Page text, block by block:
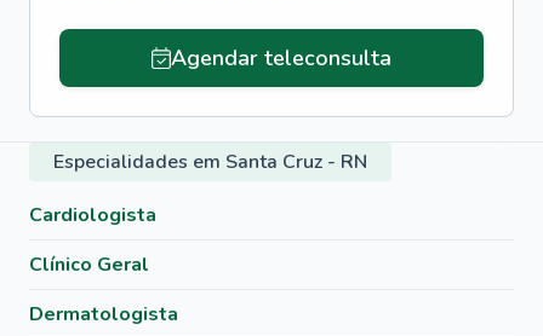
Agendar teleconsulta
Especialidades em Santa Cruz - RN
Cardiologista
Clínico Geral
Dermatologista